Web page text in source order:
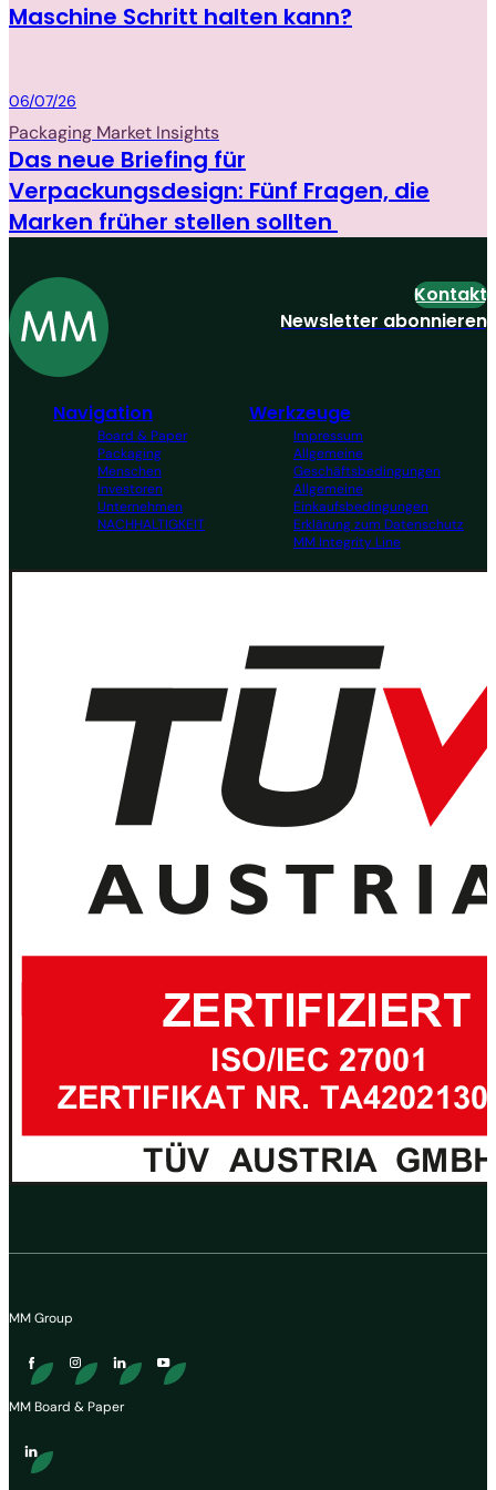
Maschine Schritt halten kann?
Packaging
06/07/26
Packaging Market Insights
Das neue Briefing für
Verpackungsdesign: Fünf Fragen, die
Marken früher stellen sollten
Navigation
Board & Paper
Packaging
Menschen
Investoren
Unternehmen
NACHHALTIGKEIT
Werkzeuge
Impressum
Allgemeine
Geschäftsbedingungen
Allgemeine
Einkaufsbedingungen
Erklärung zum Datenschutz
MM Integrity Line
Kontakt
Newsletter abonnieren
MM Group
MM Board & Paper